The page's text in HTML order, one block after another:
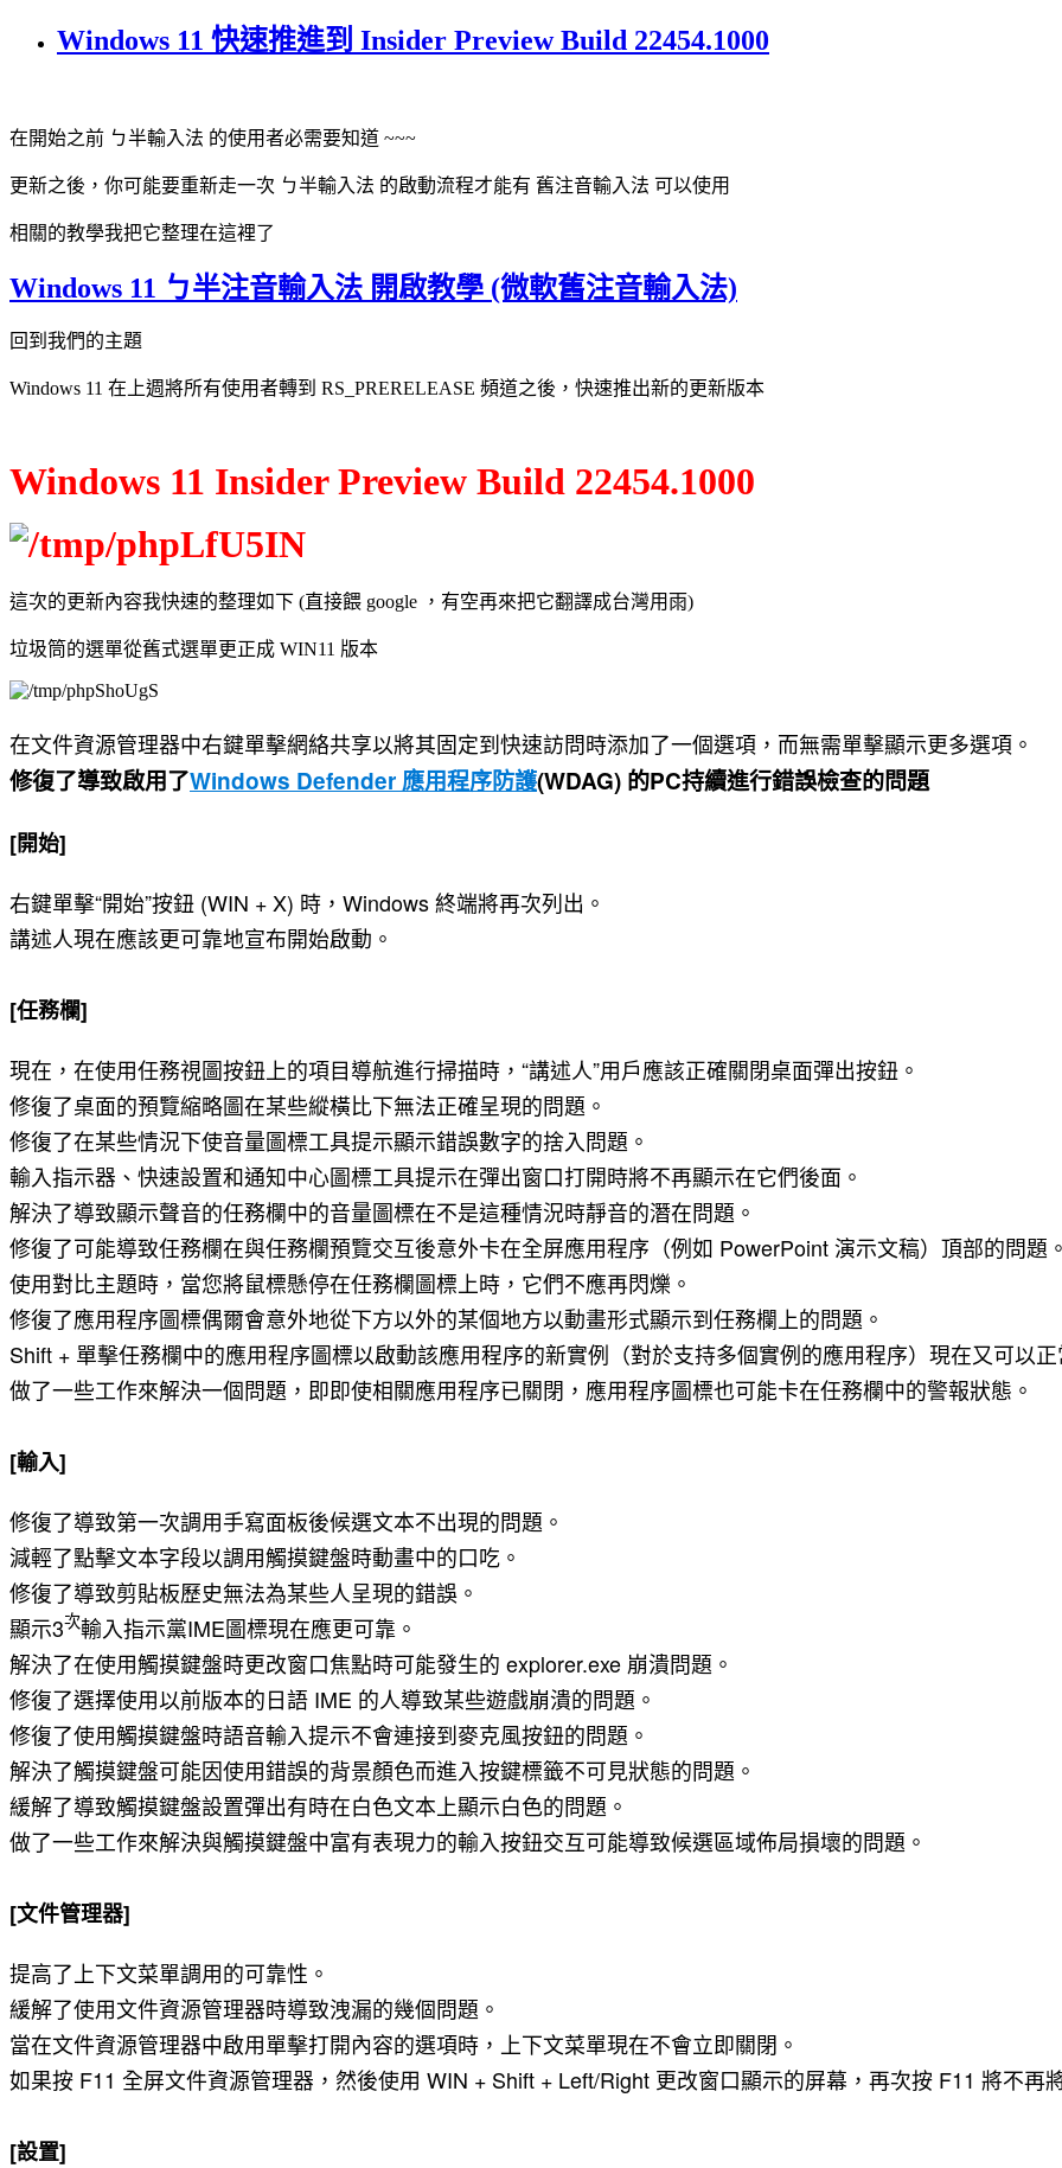
Windows 11 快速推進到 Insider Preview Build 22454.1000
在開始之前 ㄅ半輸入法 的使用者必需要知道 ~~~
更新之後，你可能要重新走一次 ㄅ半輸入法 的啟動流程才能有 舊注音輸入法 可以使用
相關的教學我把它整理在這裡了
Windows 11 ㄅ半注音輸入法 開啟教學 (微軟舊注音輸入法)
回到我們的主題
Windows 11 在上週將所有使用者轉到 RS_PRERELEASE 頻道之後，快速推出新的更新版本
Windows 11 Insider Preview Build 22454.1000
這次的更新內容我快速的整理如下 (直接餵 google ，有空再來把它翻譯成台灣用雨)
垃圾筒的選單從舊式選單更正成 WIN11 版本
在文件資源管理器中右鍵單擊網絡共享以將其固定到快速訪問時添加了一個選項，而無需單擊顯示更多選項。
修復了導致啟用了Windows Defender 應用程序防護(WDAG) 的PC持續進行錯誤檢查的問題
[開始]
右鍵單擊“開始”按鈕 (WIN + X) 時，Windows 終端將再次列出。
講述人現在應該更可靠地宣布開始啟動。
[任務欄]
現在，在使用任務視圖按鈕上的項目導航進行掃描時，“講述人”用戶應該正確關閉桌面彈出按鈕。
修復了桌面的預覽縮略圖在某些縱橫比下無法正確呈現的問題。
修復了在某些情況下使音量圖標工具提示顯示錯誤數字的捨入問題。
輸入指示器、快速設置和通知中心圖標工具提示在彈出窗口打開時將不再顯示在它們後面。
解決了導致顯示聲音的任務欄中的音量圖標在不是這種情況時靜音的潛在問題。
修復了可能導致任務欄在與任務欄預覽交互後意外卡在全屏應用程序（例如 PowerPoint 演示文稿）頂部的問題。
使用對比主題時，當您將鼠標懸停在任務欄圖標上時，它們不應再閃爍。
修復了應用程序圖標偶爾會意外地從下方以外的某個地方以動畫形式顯示到任務欄上的問題。
Shift + 單擊任務欄中的應用程序圖標以啟動該應用程序的新實例（對於支持多個實例的應用程序）現在又可以正
做了一些工作來解決一個問題，即即使相關應用程序已關閉，應用程序圖標也可能卡在任務欄中的警報狀態。
[輸入]
修復了導致第一次調用手寫面板後候選文本不出現的問題。
減輕了點擊文本字段以調用觸摸鍵盤時動畫中的口吃。
修復了導致剪貼板歷史無法為某些人呈現的錯誤。
顯示3次輸入指示黨IME圖標現在應更可靠。
解決了在使用觸摸鍵盤時更改窗口焦點時可能發生的 explorer.exe 崩潰問題。
修復了選擇使用以前版本的日語 IME 的人導致某些遊戲崩潰的問題。
修復了使用觸摸鍵盤時語音輸入提示不會連接到麥克風按鈕的問題。
解決了觸摸鍵盤可能因使用錯誤的背景顏色而進入按鍵標籤不可見狀態的問題。
緩解了導致觸摸鍵盤設置彈出有時在白色文本上顯示白色的問題。
做了一些工作來解決與觸摸鍵盤中富有表現力的輸入按鈕交互可能導致候選區域佈局損壞的問題。
[文件管理器]
提高了上下文菜單調用的可靠性。
緩解了使用文件資源管理器時導致洩漏的幾個問題。
當在文件資源管理器中啟用單擊打開內容的選項時，上下文菜單現在不會立即關閉。
如果按 F11 全屏文件資源管理器，然後使用 WIN + Shift + Left/Right 更改窗口顯示的屏幕，再次按 F11 將不再
[設置]